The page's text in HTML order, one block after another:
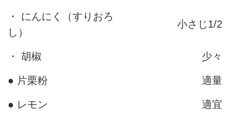
・ にんにく（すりおろ
し）
小さじ1/2
・ 胡椒 少々
● 片栗粉 適量
● レモン 適宜